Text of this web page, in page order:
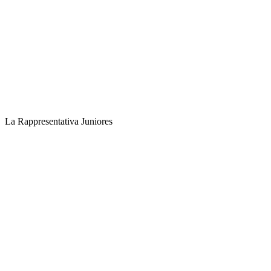
La Rappresentativa Juniores